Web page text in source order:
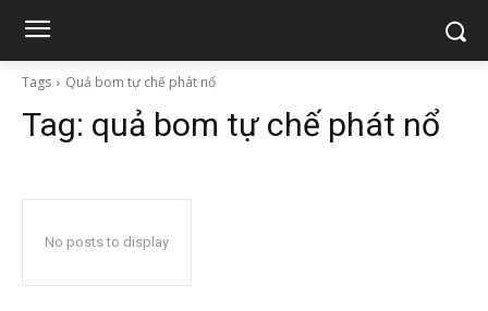
Tags Quả bom tự chế phát nổ
Tag: quả bom tự chế phát nổ
No posts to display